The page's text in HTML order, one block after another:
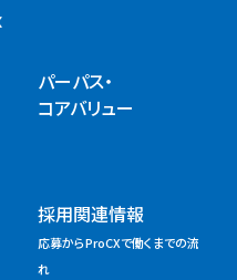
NTTマーケティングアクト
パーパス・
コアバリュー
採用関連情報
応募からProCXで働くまでの流
れ